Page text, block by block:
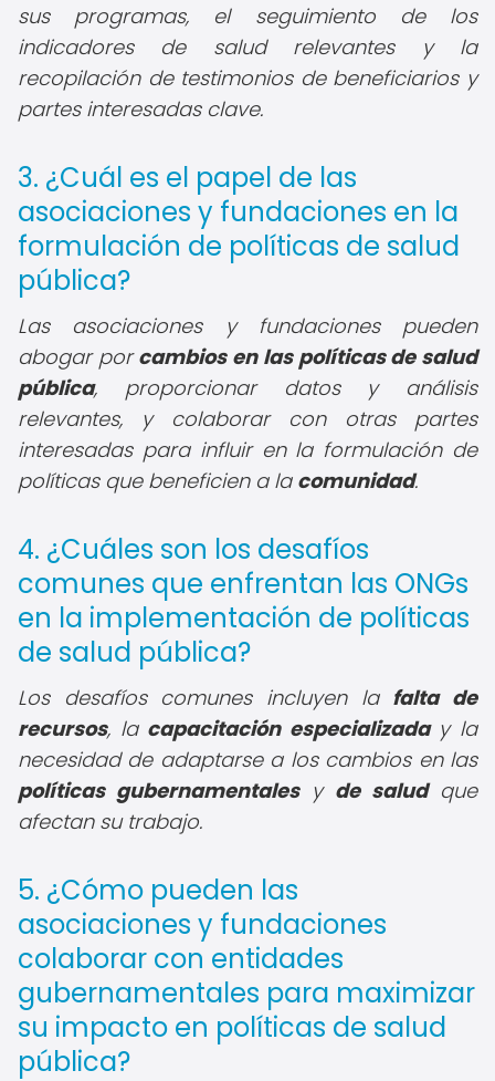
sus programas, el seguimiento de los
indicadores de salud relevantes y la
recopilación de testimonios de beneficiarios y
partes interesadas clave.
3. ¿Cuál es el papel de las
asociaciones y fundaciones en la
formulación de políticas de salud
pública?
Las asociaciones y fundaciones pueden
abogar porcambios en las políticas de salud
pública, proporcionar datos y análisis
relevantes, y colaborar con otras partes
interesadas para influir en la formulación de
políticas que beneficien a la comunidad.
4. ¿Cuáles son los desafíos
comunes que enfrentan las ONGs
en la implementación de políticas
de salud pública?
Los desafíos comunes incluyen la falta de
recursos, la capacitación especializaday la
necesidad de adaptarse a los cambios en las
políticas gubernamentalesy de saludque
afectan su trabajo.
5. ¿Cómo pueden las
asociaciones y fundaciones
colaborar con entidades
gubernamentales para maximizar
su impacto en políticas de salud
pública?